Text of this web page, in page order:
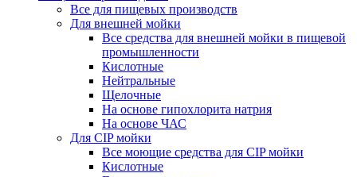
Все для пищевых производств
Для внешней мойки
Все средства для внешней мойки в пищевой
промышленности
Кислотные
Нейтральные
Щелочные
На основе гипохлорита натрия
На основе ЧАС
Для CIP мойки
Все моющие средства для CIP мойки
Кислотные